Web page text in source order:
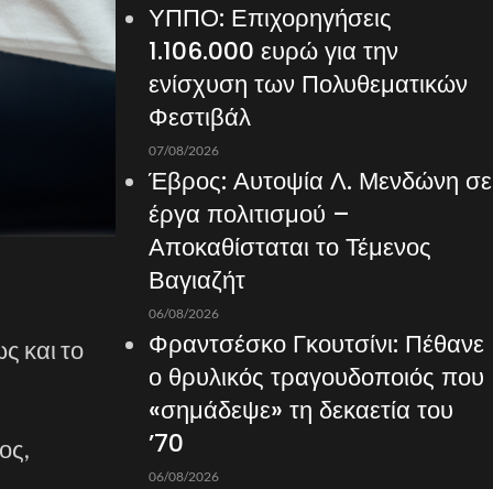
και το
ΥΠΠΟ: Επιχορηγήσεις
1.106.000 ευρώ για την
ενίσχυση των Πολυθεματικών
Φεστιβάλ
07/08/2026
Έβρος: Αυτοψία Λ. Μενδώνη σε
έργα πολιτισμού –
Αποκαθίσταται το Τέμενος
Βαγιαζήτ
06/08/2026
Φραντσέσκο Γκουτσίνι: Πέθανε
ο θρυλικός τραγουδοποιός που
«σημάδεψε» τη δεκαετία του
’70
06/08/2026